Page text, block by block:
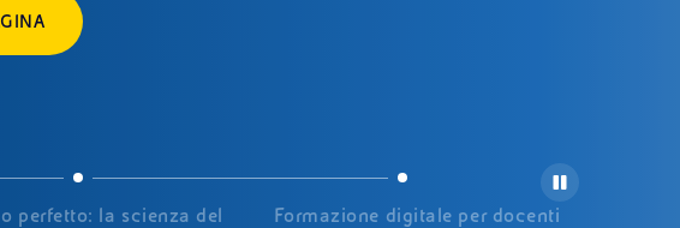
perfetto: la scienza del
Formazione digitale per docenti